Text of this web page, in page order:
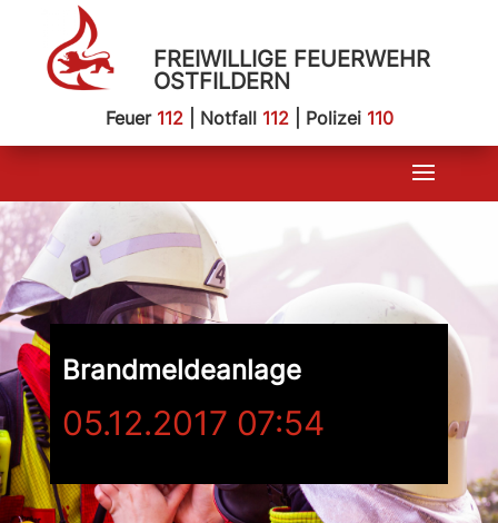
FREIWILLIGE FEUERWEHR
OSTFILDERN
Feuer 112| Notfall 112| Polizei 110
Brandmeldeanlage
05.12.2017 07:54